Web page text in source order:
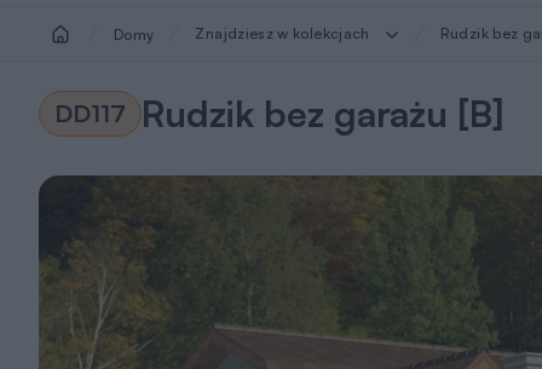
Domy Znajdziesz w kolekcjach Rudzik bez
DD117 Rudzik bez garażu [B]